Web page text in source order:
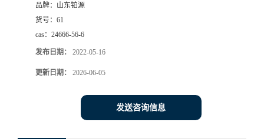
品牌： 山东铂源
货号： 61
cas： 24666-56-6
发布日期： 2022-05-16
更新日期： 2026-06-05
发送咨询信息